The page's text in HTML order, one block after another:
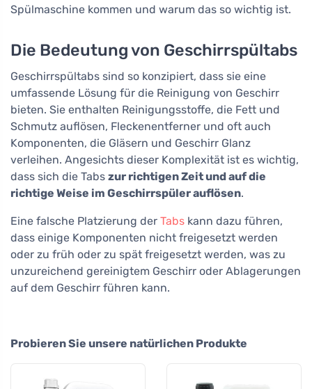
Spülmaschine kommen und warum das so wichtig ist.
Die Bedeutung von Geschirrspültabs
Geschirrspültabs sind so konzipiert, dass sie eine
umfassende Lösung für die Reinigung von Geschirr
bieten. Sie enthalten Reinigungsstoffe, die Fett und
Schmutz auflösen, Fleckenentferner und oft auch
Komponenten, die Gläsern und Geschirr Glanz
verleihen. Angesichts dieser Komplexität ist es wichtig,
dass sich die Tabs zur richtigen Zeit und auf die
richtige Weise im Geschirrspüler auflösen.
Eine falsche Platzierung der Tabs kann dazu führen,
dass einige Komponenten nicht freigesetzt werden
oder zu früh oder zu spät freigesetzt werden, was zu
unzureichend gereinigtem Geschirr oder Ablagerungen
auf dem Geschirr führen kann.
Probieren Sie unsere natürlichen Produkte